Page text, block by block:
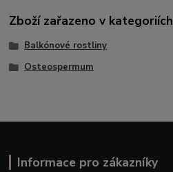
Zboží zařazeno v kategoriích
Balkónové rostliny
Osteospermum
Informace pro zákazníky